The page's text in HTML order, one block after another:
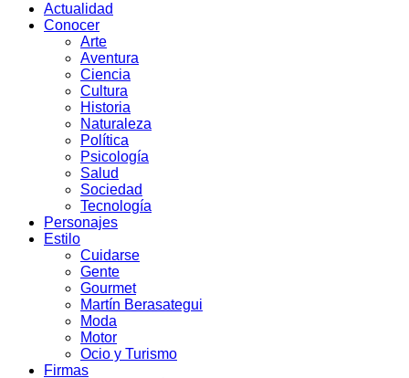
Actualidad
Conocer
Arte
Aventura
Ciencia
Cultura
Historia
Naturaleza
Política
Psicología
Salud
Sociedad
Tecnología
Personajes
Estilo
Cuidarse
Gente
Gourmet
Martín Berasategui
Moda
Motor
Ocio y Turismo
Firmas